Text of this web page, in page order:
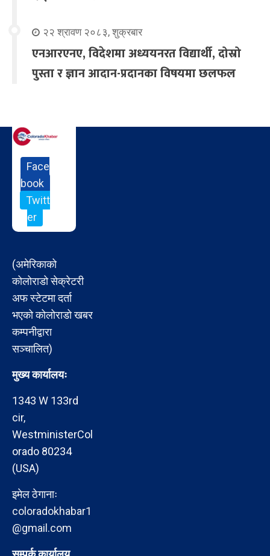
२२ श्रावण २०८३, शुक्रबार
एनआरएनए, विदेशमा अध्ययनरत विद्यार्थी, दोस्रो
पुस्ता र ज्ञान आदान-प्रदानका विषयमा छलफल
Face
book
Twitt
er
(अमेरिकाको
कोलोराडो सेक्रेटरी
अफ स्टेटमा दर्ता
भएको कोलोराडो खबर
कम्पनीद्वारा
सञ्चालित)
मुख्य कार्यालयः
1343 W 133rd
cir,
WestministerCol
orado 80234
(USA)
इमेल ठेगानाः
coloradokhabar1
@gmail.com